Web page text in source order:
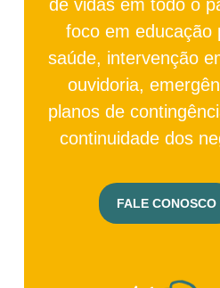
de vidas em todo o
foco em educação
saúde, intervenção
ouvidoria,
planos de
continuidade dos
FALE CONOSCO